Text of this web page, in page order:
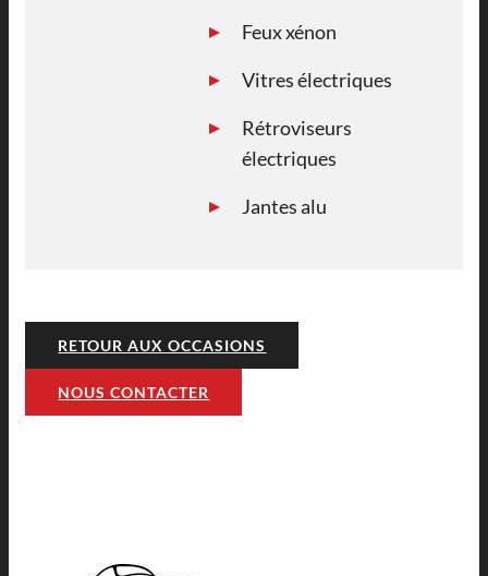
Feux xénon
Vitres électriques
Rétroviseurs
électriques
Jantes alu
RETOUR AUX OCCASIONS
NOUS CONTACTER